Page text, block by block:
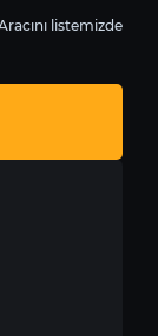
listemizde